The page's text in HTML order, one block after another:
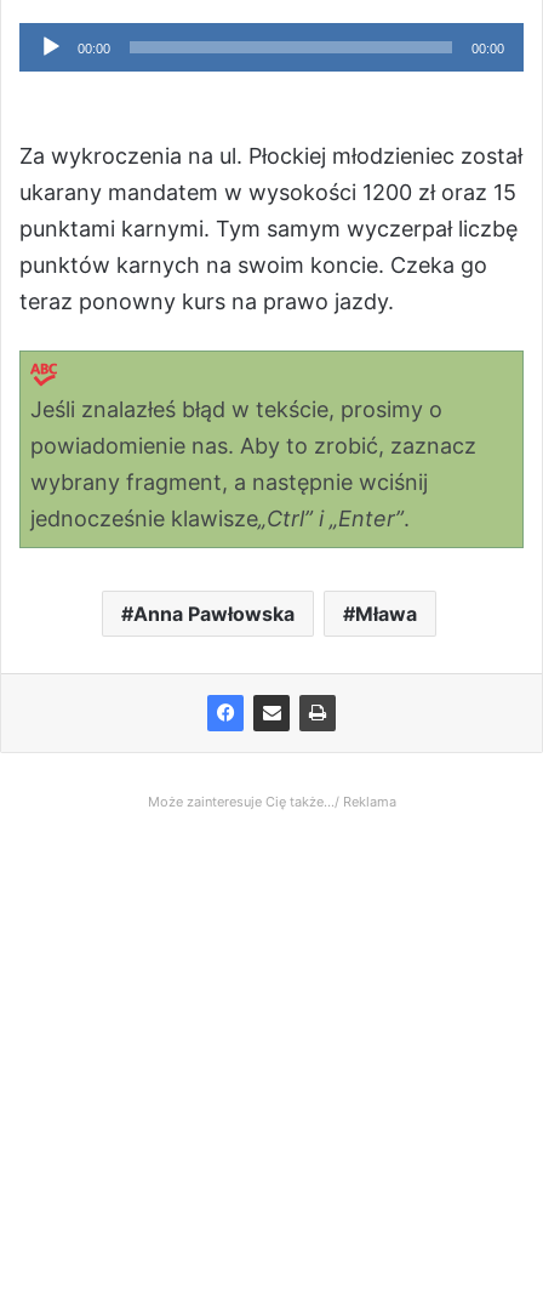
Odtwarzacz
plików
00:00 00:00
Za wykroczenia na ul. Płockiej młodzieniec został
ukarany mandatem w wysokości 1200 zł oraz 15
punktami karnymi. Tym samym wyczerpał liczbę
punktów karnych na swoim koncie. Czeka go
teraz ponowny kurs na prawo jazdy.
Jeśli znalazłeś błąd w tekście, prosimy o
powiadomienie nas. Aby to zrobić, zaznacz
wybrany fragment, a następnie wciśnij
jednocześnie klawisze„Ctrl” i „Enter”.
Anna Pawłowska Mława
Może zainteresuje Cię także.../ Reklama